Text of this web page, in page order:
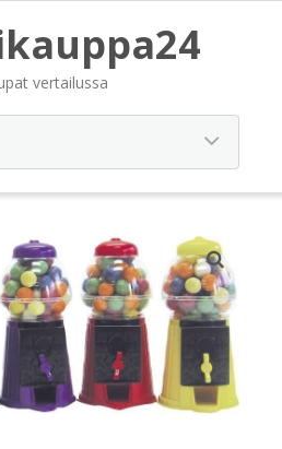
vertailussa